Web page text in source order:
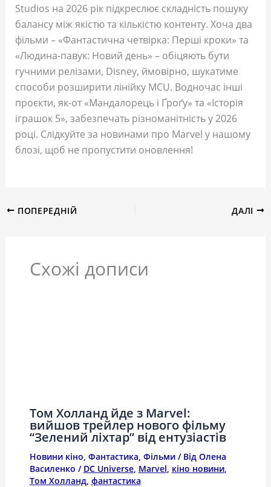
Studios на 2026 рік підкреслює складність пошуку
балансу між якістю та кількістю контенту. Хоча два
фільми – «Фантастична четвірка: Перші кроки» та
«Людина-павук: Новий день» – обіцяють бути
гучними релізами, Disney, ймовірно, шукатиме
способи розширити лінійку MCU. Водночас інші
проєкти, як-от «Мандалорець і Ґроґу» та «Історія
іграшок 5», забезпечать різноманітність у 2026
році. Слідкуйте за новинами про Marvel у нашому
блозі, щоб не пропустити оновлення!
ПОПЕРЕДНІЙ ДАЛІ
Схожі дописи
Том Холланд йде з Marvel:
вийшов трейлер нового фільму
“Зелений ліхтар” від ентузіастів
Новини кіно Фантастика Фільми/ Від Олена
Василенко / DC Universe, Marvel кіно новини,
Том Холланд, фантастика